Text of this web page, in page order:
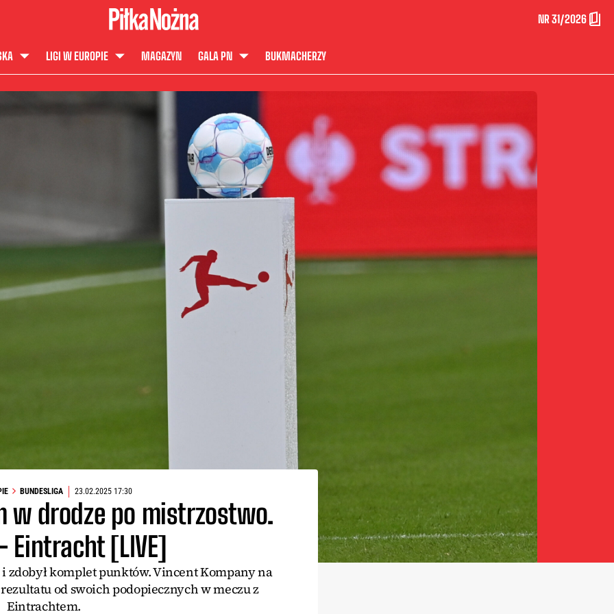
NR 31/2026
LIGI W EUROPIE MAGAZYN GALA PN BUKMACHERZY
BUNDESLIGA 23.02.2025 17:30
w drodze po mistrzostwo.
Eintracht [LIVE]
zdobył komplet punktów. Vincent Kompany na
od swoich podopiecznych w meczu z
Eintrachtem.